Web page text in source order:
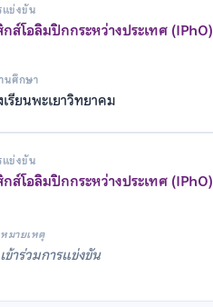
แข่งขัน
ส์โอลิมปิกกระหว่างประเทศ (IPhO)
นศึกษา
เรียนพะเยาวิทยาคม
แข่งขัน
ส์โอลิมปิกกระหว่างประเทศ (IPhO)
หมายเหตุ
เข้าร่วมการแข่งขัน